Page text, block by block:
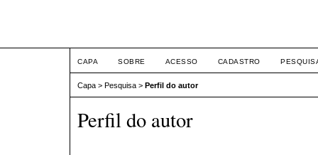
CAPA SOBRE ACESSO CADASTRO
Capa > Pesquisa > Perfil do autor
Perfil do autor